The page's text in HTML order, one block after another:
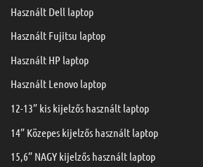
Használt Dell laptop
Használt Fujitsu laptop
Használt HP laptop
Használt Lenovo laptop
12-13” kis kijelzős használt laptop
14” Közepes kijelzős használt laptop
15,6” NAGY kijelzős használt laptop